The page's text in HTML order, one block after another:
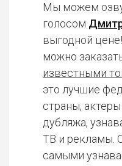
Мы можем
голосом
выгодной
можно
известными
это лучшие
страны,
дубляжа,
ТВ и рекламы.
самыми